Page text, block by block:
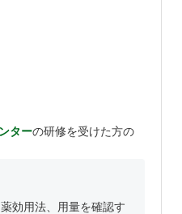
ターの研修を受けた方の
効用法、用量を確認す